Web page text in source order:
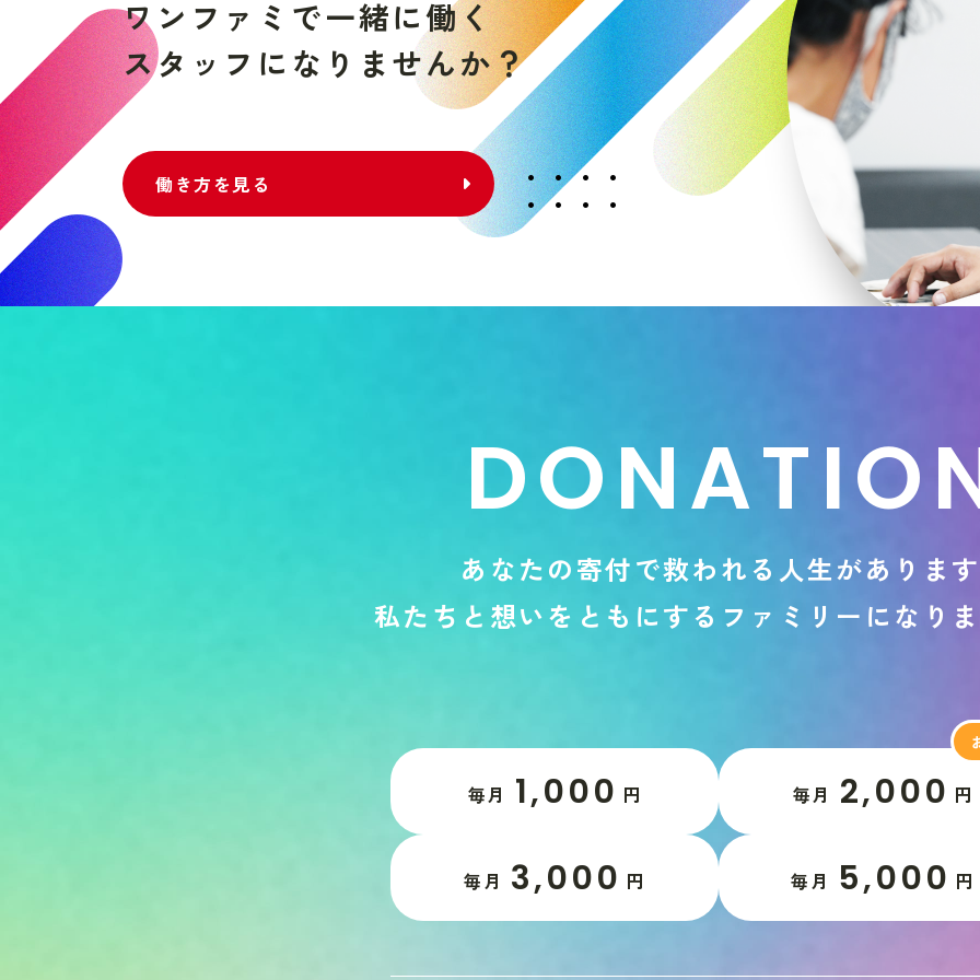
ワ ン フ ァ ミ で一緒に働く
スタ ッ フ に な り ませんか？
働き方を見る
DONATIO
あ なたの寄付で救われる 人生があ り ま す
私た ち と 想いを と も にする フ ァ ミ リ ー に な り ま
毎月 1,000 円 毎月 2,000 円
毎月 3,000 円 毎月 5,000 円